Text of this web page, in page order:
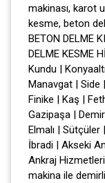
makinası, karot
kesme, beton
BETON DELME
DELME KESME
Kundu |
Manavgat | Side
Finike | Kaş |
Gazipaşa |
Elmalı |
İbradi | Akseki
Ankraj
makina ile